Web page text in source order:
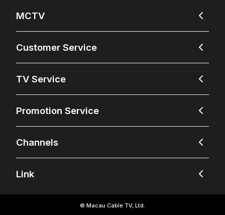
MCTV
Customer Service
TV Service
Promotion Service
Channels
Link
© Macau Cable TV, Ltd.